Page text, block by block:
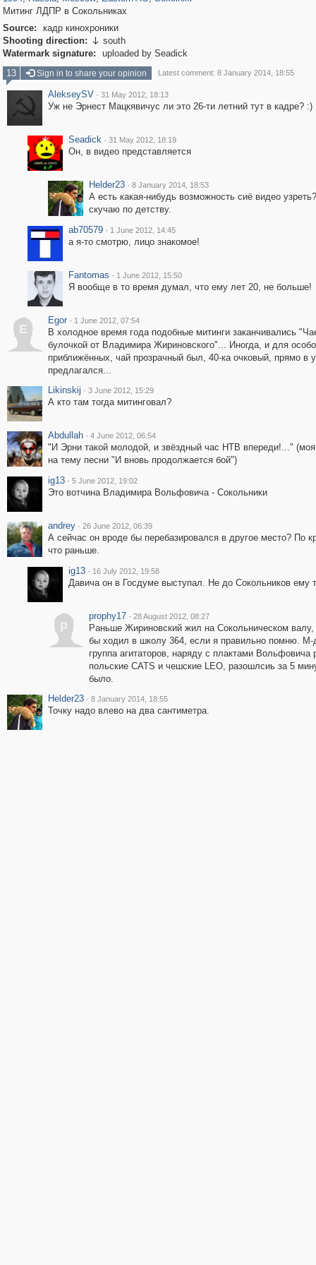
Митинг ЛДПР в Сокольниках
Source:
кадр кинохроники
Shooting direction:  south
Watermark signature:
uploaded by Seadick
13
Sign in to share your opinion Latest comment: 8 January 2014, 18:55
AlekseySV · 31 May 2012, 18:13
Уж не Эрнест Мацкявичус ли это 26-ти летний тут в кадре? :)
Seadick · 31 May 2012, 18:19
Он, в видео представляется
Helder23 · 8 January 2014, 18:53
А есть какая-нибудь возможность сиё видео
скучаю по детству.
ab70579 · 1 June 2012, 14:45
а я-то смотрю, лицо знакомое!
Fantomas · 1 June 2012, 15:50
Я вообще в то время думал, что ему лет 20, не больше!
E
Egor · 1 June 2012, 07:54
В холодное время года подобные митинги заканчивались
булочкой от Владимира Жириновского"... Иногда, и для особо
приближённых, чай прозрачный был, 40-ка очковый, прямо в
предлагался...
Likinskij · 3 June 2012, 15:29
А кто там тогда митинговал?
Abdullah · 4 June 2012, 06:54
"И Эрни такой молодой, и звёздный час НТВ впереди!..." (моя
на тему песни "И вновь продолжается бой")
ig13 · 5 June 2012, 19:02
Это вотчина Владимира Вольфовича - Сокольники
andrey · 26 June 2012, 06:39
А сейчас он вроде бы перебазировался в другое место? По
что раньше.
ig13 · 16 July 2012, 19:58
Давича он в Госдуме выступал. Не до Сокольников ему
p
prophy17 · 28 August 2012, 08:27
Раньше Жириновский жил на Сокольническом
бы ходил в школу 364, если я правильно помню. М-
группа агитаторов, наряду с плактами
польские CATS и чешские LEO, разошлсиь за 5
было.
Helder23 · 8 January 2014, 18:55
Точку надо влево на два сантиметра.